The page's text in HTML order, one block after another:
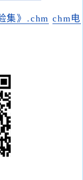
集》.chm chm电